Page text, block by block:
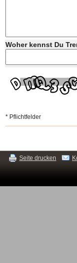
Woher kennst Du
* Pflichtfelder
Seite drucken